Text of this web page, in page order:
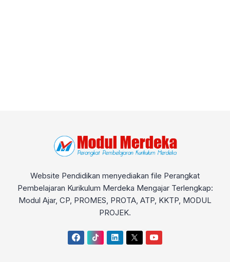
Website Pendidikan menyediakan file Perangkat
Pembelajaran Kurikulum Merdeka Mengajar Terlengkap:
Modul Ajar, CP, PROMES, PROTA, ATP, KKTP, MODUL
PROJEK.